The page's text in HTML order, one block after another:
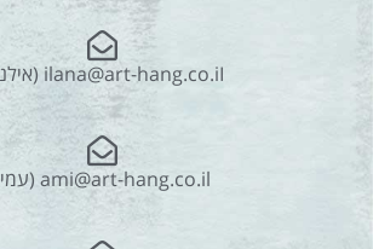
ilana@art-hang.co.iI (אילנה)
ami@art-hang.co.il (עמי)